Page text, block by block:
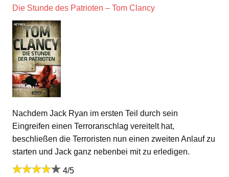
Die Stunde des Patrioten – Tom Clancy
Nachdem Jack Ryan im ersten Teil durch sein
Eingreifen einen Terroranschlag vereitelt hat,
beschließen die Terroristen nun einen zweiten Anlauf zu
starten und Jack ganz nebenbei mit zu erledigen.
4/5